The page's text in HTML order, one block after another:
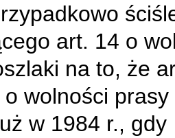
art. 14 o
na to, że
wolności prasy
w 1984 r., gdy